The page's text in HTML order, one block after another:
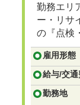
勤務エリ
ー・リサ
の『点検
頂きます
...つ
雇用形態
給与/交通
勤務地